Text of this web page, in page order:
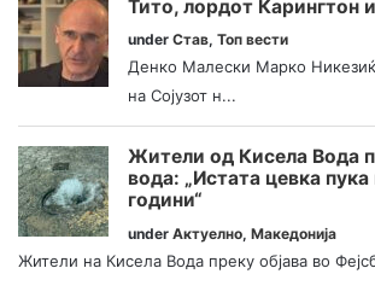
Тито, лордот Карингтон
under Став, Топ вести
Денко Малески Марко
на Сојузот н...
Жители од Кисела Вода
вода: „Истата цевка пука
години“
under Актуелно, Македонија
Жители на Кисела Вода преку објава во